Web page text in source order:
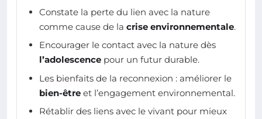
Constate la perte du lien avec la nature
comme cause de la crise environnementale.
Encourager le contact avec la nature dès
l’adolescence pour un futur durable.
Les bienfaits de la reconnexion : améliorer le
bien-être et l’engagement environnemental.
Rétablir des liens avec le vivant pour mieux